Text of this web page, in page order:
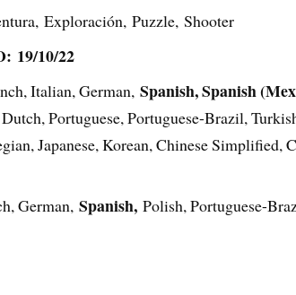
Exploración, Puzzle, Shooter
19/10/22
Italian, German, Spanish, Spanish
Portuguese, Portuguese-Brazil,
Japanese, Korean, Chinese Simplified,
German, Spanish,Polish, Portuguese-